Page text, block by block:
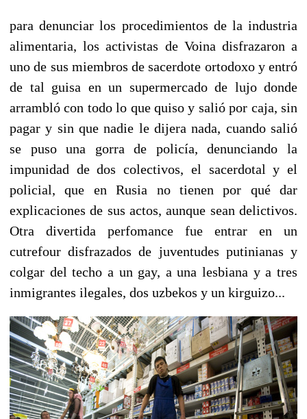
para denunciar los procedimientos de la industria
alimentaria, los activistas de Voina disfrazaron a
uno de sus miembros de sacerdote ortodoxo y entró
de tal guisa en un supermercado de lujo donde
arrambló con todo lo que quiso y salió por caja, sin
pagar y sin que nadie le dijera nada, cuando salió
se puso una gorra de policía, denunciando la
impunidad de dos colectivos, el sacerdotal y el
policial, que en Rusia no tienen por qué dar
explicaciones de sus actos, aunque sean delictivos.
Otra divertida perfomance fue entrar en un
cutrefour disfrazados de juventudes putinianas y
colgar del techo a un gay, a una lesbiana y a tres
inmigrantes ilegales, dos uzbekos y un kirguizo...